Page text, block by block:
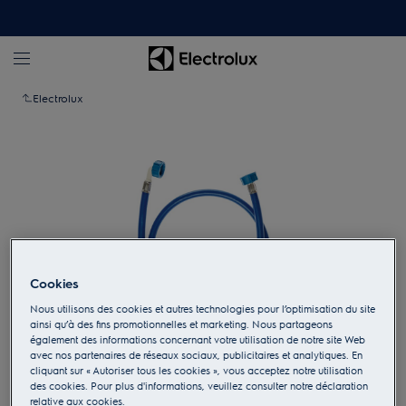
Electrolux
Appuyez pour zoomer
Cookies
Nous utilisons des cookies et autres technologies pour l’optimisation du site
ainsi qu’à des fins promotionnelles et marketing. Nous partageons
également des informations concernant votre utilisation de notre site Web
avec nos partenaires de réseaux sociaux, publicitaires et analytiques. En
cliquant sur « Autoriser tous les cookies », vous acceptez notre utilisation
des cookies. Pour plus d'informations, veuillez consulter notre déclaration
relative aux cookies.